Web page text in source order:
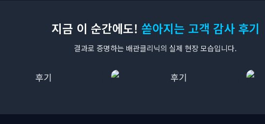
지금 이 순간에도! 쏟아지는 고객 감사 후기
결과로 증명하는 배관클리닉의 실제 현장 모습입니다.